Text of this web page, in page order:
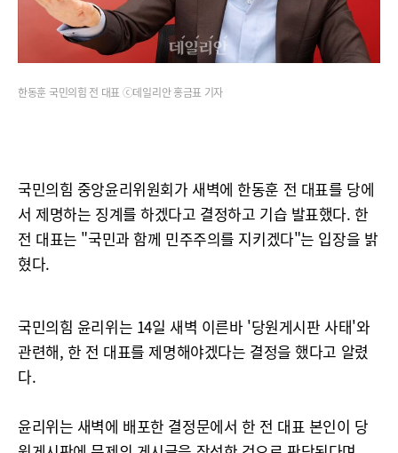
한동훈 국민의힘 전 대표 ⓒ데일리안 홍금표 기자
국민의힘 중앙윤리위원회가 새벽에 한동훈 전 대표를 당에
서 제명하는 징계를 하겠다고 결정하고 기습 발표했다. 한
전 대표는 "국민과 함께 민주주의를 지키겠다"는 입장을 밝
혔다.
국민의힘 윤리위는 14일 새벽 이른바 '당원게시판 사태'와
관련해, 한 전 대표를 제명해야겠다는 결정을 했다고 알렸
다.
윤리위는 새벽에 배포한 결정문에서 한 전 대표 본인이 당